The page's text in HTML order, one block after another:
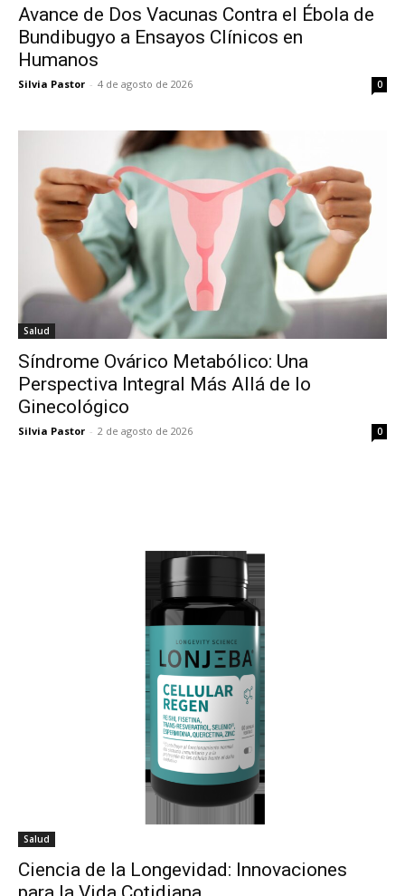
Avance de Dos Vacunas Contra el Ébola de
Bundibugyo a Ensayos Clínicos en
Humanos
Silvia Pastor - 4 de agosto de 2026 0
Salud
Síndrome Ovárico Metabólico: Una
Perspectiva Integral Más Allá de lo
Ginecológico
Silvia Pastor - 2 de agosto de 2026 0
Salud
Ciencia de la Longevidad: Innovaciones